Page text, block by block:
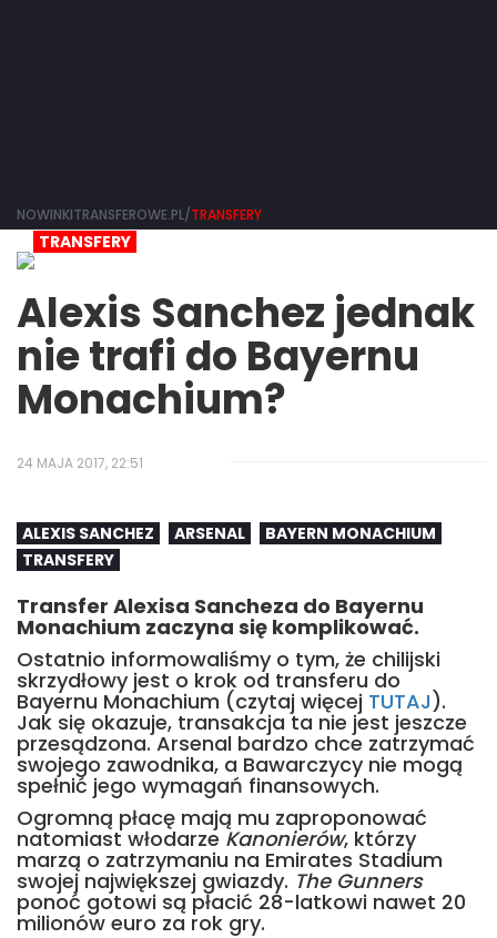
NOWINKITRANSFEROWE.PL/TRANSFERY
TRANSFERY
Alexis Sanchez jednak
nie trafi do Bayernu
Monachium?
24 MAJA 2017, 22:51
ALEXIS SANCHEZ ARSENAL
BAYERN MONACHIUM
TRANSFERY
Transfer Alexisa Sancheza do Bayernu
Monachium zaczyna się komplikować.
Ostatnio informowaliśmy o tym, że chilijski
skrzydłowy jest o krok od transferu do
Bayernu Monachium (czytaj więcej TUTAJ).
Jak się okazuje, transakcja ta nie jest jeszcze
przesądzona. Arsenal bardzo chce zatrzymać
swojego zawodnika, a Bawarczycy nie mogą
spełnić jego wymagań finansowych.
Ogromną płacę mają mu zaproponować
natomiast włodarze Kanonierów, którzy
marzą o zatrzymaniu na Emirates Stadium
swojej największej gwiazdy. The Gunners
ponoć gotowi są płacić 28-latkowi nawet 20
milionów euro za rok gry.